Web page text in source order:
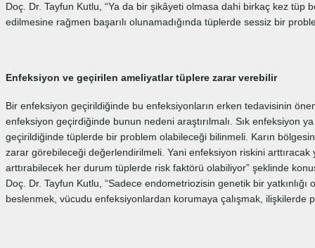
Doç. Dr. Tayfun Kutlu, “Ya da bir şikâyeti olmasa dahi birkaç kez
edilmesine rağmen başarılı olunamadığında tüplerde sessiz bir
Enfeksiyon ve geçirilen ameliyatlar tüplere zarar verebilir
Bir enfeksiyon geçirildiğinde bu enfeksiyonların erken tedavisinin
enfeksiyon geçirdiğinde bunun nedeni araştırılmalı. Sık enfeksiyon
geçirildiğinde tüplerde bir problem olabileceği bilinmeli. Karın
zarar görebileceği değerlendirilmeli. Yani enfeksiyon riskini arttıracak
arttırabilecek her durum tüplerde risk faktörü olabiliyor” şeklinde
Doç. Dr. Tayfun Kutlu, “Sadece endometriozisin genetik bir
beslenmek, vücudu enfeksiyonlardan korumaya çalışmak, ilişkilerde